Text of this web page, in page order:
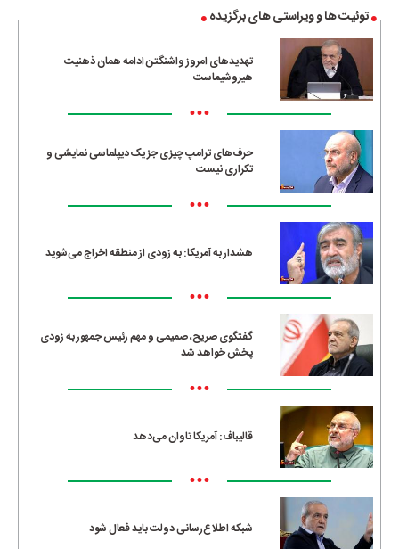
توئیت ها و ویراستی های برگزیده
تهدیدهای امروز واشنگتن ادامه همان ذهنیت
هیروشیماست
•••
حرف‌های ترامپ چیزی جز یک دیپلماسی نمایشی و
تکراری نیست
•••
هشدار به آمریکا: به زودی از منطقه اخراج می‌شوید
•••
گفتگوی صریح، صمیمی و مهم رئیس جمهور به زودی
پخش خواهد شد
•••
قالیباف: آمریکا تاوان می‌دهد
•••
شبکه اطلاع‌رسانی دولت باید فعال شود